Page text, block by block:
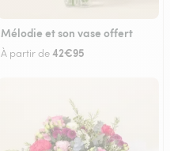
Mélodie et son vase offert
À partir de42€95